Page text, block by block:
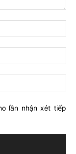
lần nhận xét tiếp